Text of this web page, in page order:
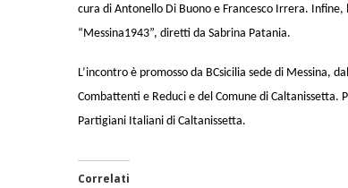
cura di Antonello Di Buono e Francesco Irrera.
“Messina1943”, diretti da Sabrina Patania.
L’incontro è promosso da BCsicilia sede di Messina,
Combattenti e Reduci e del Comune di Caltanissetta.
Partigiani Italiani di Caltanissetta.
Correlati